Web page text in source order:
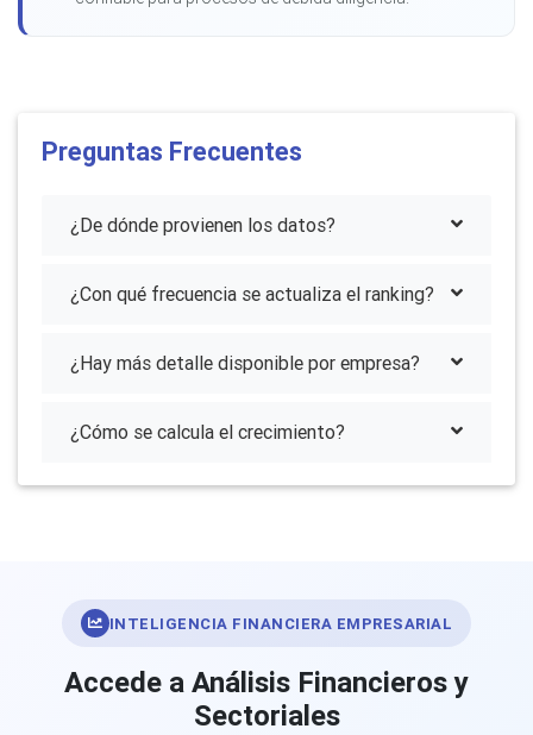
Preguntas Frecuentes
¿De dónde provienen los datos?
¿Con qué frecuencia se actualiza el ranking?
¿Hay más detalle disponible por empresa?
¿Cómo se calcula el crecimiento?
INTELIGENCIA FINANCIERA EMPRESARIAL
Accede a Análisis Financieros y
Sectoriales